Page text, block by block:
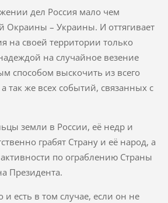
дел Россия мало чем
Окраины – Украины. И оттягивает
на своей территории только
на случайное везение
способом выскочить из всего
так же всех событий, связанных с
земли в России, её недр и
грабят Страну и её народ, а
по ограблению Страны
Президента.
и есть в том случае, если он не